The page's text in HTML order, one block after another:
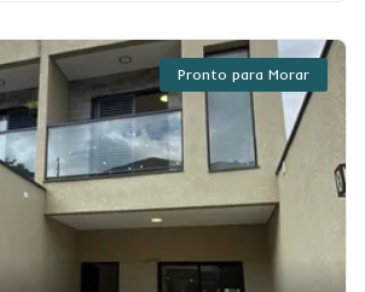
Pronto para Morar